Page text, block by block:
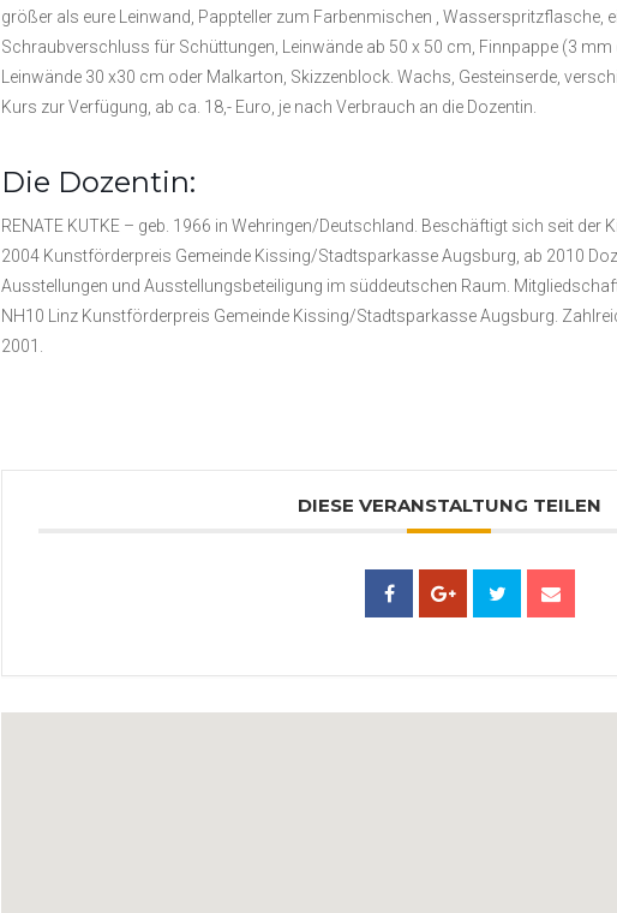
größer als eure Leinwand, Pappteller zum Farbenmischen , Wasserspritzflasche,
Schraubverschluss für Schüttungen, Leinwände ab 50 x 50 cm, Finnpappe (3
Leinwände 30 x30 cm oder Malkarton, Skizzenblock. Wachs, Gesteinserde,
Kurs zur Verfügung, ab ca. 18,- Euro, je nach Verbrauch an die Dozentin.
Die Dozentin:
RENATE KUTKE – geb. 1966 in Wehringen/Deutschland. Beschäftigt sich seit der
2004 Kunstförderpreis Gemeinde Kissing/Stadtsparkasse Augsburg, ab 2010
Ausstellungen und Ausstellungsbeteiligung im süddeutschen Raum.
NH10 Linz Kunstförderpreis Gemeinde Kissing/Stadtsparkasse Augsburg.
2001.
DIESE VERANSTALTUNG TEILEN